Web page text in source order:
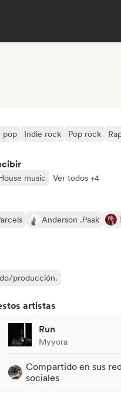
pop Indie rock Pop rock
music Ver todos +4
Anderson .Paak
producción.
artistas
Run
Myyora
Compartido en sus
sociales